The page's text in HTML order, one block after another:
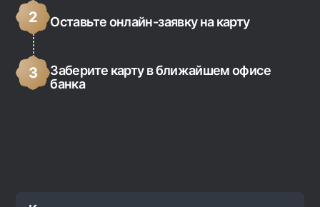
2 Оставьте онлайн-заявку на карту
3
Заберите карту в ближайшем офисе
банка